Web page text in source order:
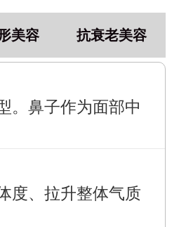
美容 抗衰老美容
。鼻子作为面部中
度、拉升整体气质